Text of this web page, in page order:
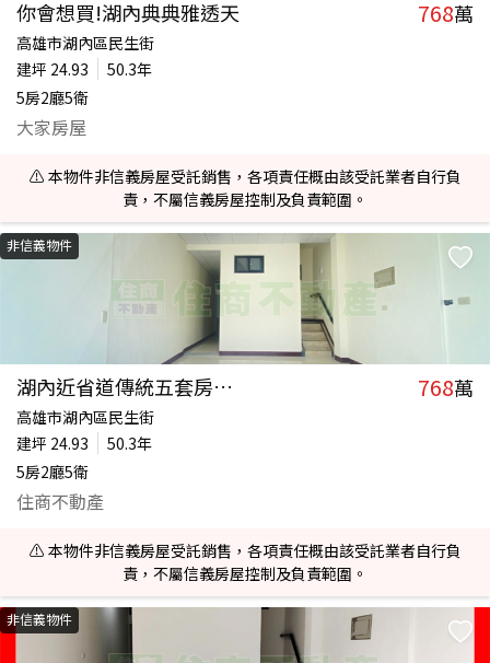
你會想買!湖內典典雅透天 768萬
高雄市湖內區民生街
建坪 24.93
50.3年
5房2廳5衛
大家房屋
⚠️ 本物件非信義房屋受託銷售，各項責任概由該受託業者自行負
責，不屬信義房屋控制及負責範圍。
非信義物件
湖內近省道傳統五套房車墅 768萬
高雄市湖內區民生街
建坪 24.93
50.3年
5房2廳5衛
住商不動產
⚠️ 本物件非信義房屋受託銷售，各項責任概由該受託業者自行負
責，不屬信義房屋控制及負責範圍。
非信義物件